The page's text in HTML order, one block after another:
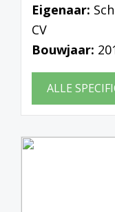
Eigenaar:
CV
Bouwjaar:
ALLE